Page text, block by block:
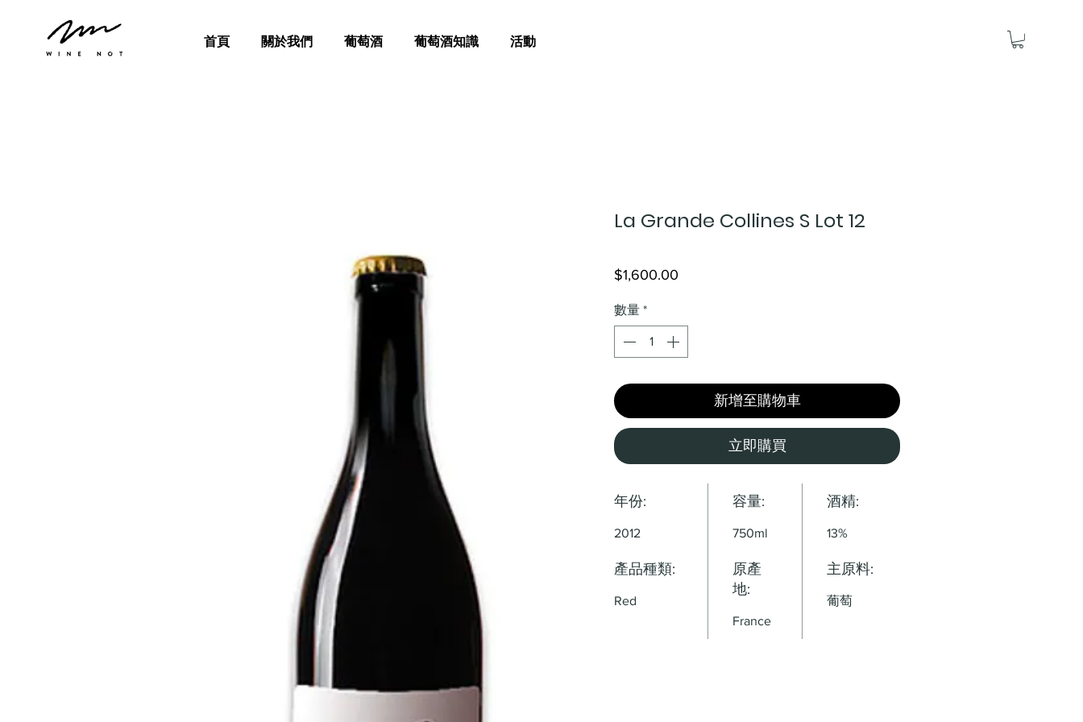
首頁 關於我們 葡萄酒 葡萄酒知識 活動
La Grande Collines S Lot 12
$1,600.00
數量 *
新增至購物車
立即購買
年份:
2012
容量:
750ml
酒精:
13%
產品種類:
Red
原產
地:
France
主原料:
葡萄